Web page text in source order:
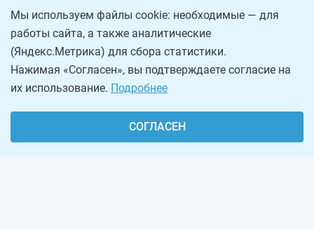
Мы используем файлы cookie: необходимые — для
работы сайта, а также аналитические
(Яндекс.Метрика) для сбора статистики.
Нажимая «Согласен», вы подтверждаете согласие на
их использование. Подробнее
СОГЛАСЕН